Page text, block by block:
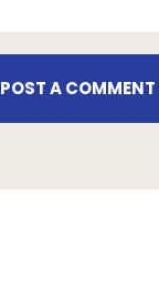
POST A COMMENT